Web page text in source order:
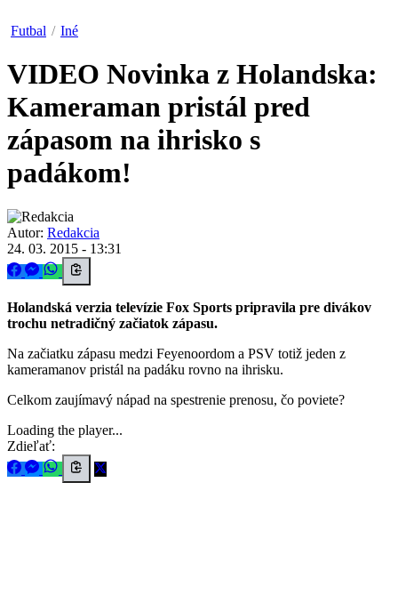
Futbal / Iné
VIDEO Novinka z Holandska:
Kameraman pristál pred
zápasom na ihrisko s
padákom!
Autor: Redakcia
24. 03. 2015 - 13:31
Holandská verzia televízie Fox Sports pripravila pre divákov
trochu netradičný začiatok zápasu.
Na začiatku zápasu medzi Feyenoordom a PSV totiž jeden z
kameramanov pristál na padáku rovno na ihrisku.
Celkom zaujímavý nápad na spestrenie prenosu, čo poviete?
Loading the player...
Zdieľať: